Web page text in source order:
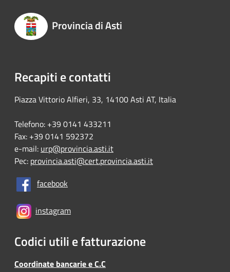
Provincia di Asti
Recapiti e contatti
Piazza Vittorio Alfieri, 33, 14100 Asti AT, Italia
Telefono: +39 0141 433211
Fax: +39 0141 592372
e-mail: urp@provincia.asti.it
Pec: provincia.asti@cert.provincia.asti.it
facebook
instagram
Codici utili e fatturazione
Coordinate bancarie e C.C